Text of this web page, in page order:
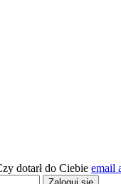
dotarł do Ciebie email